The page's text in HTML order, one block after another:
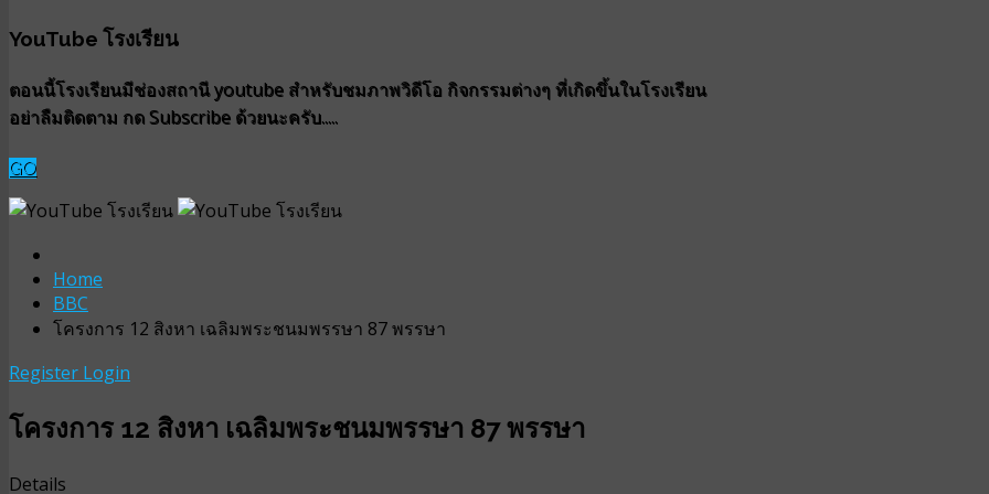
YouTube โรงเรียน
ตอนนี้โรงเรียนมีช่องสถานี youtube สำหรับชมภาพวิดีโอ กิจกรรมต่างๆ ที่เกิดขึ้นในโรงเรียน
อย่าลืมติดตาม กด Subscribe ด้วยนะครับ.....
GO
Home
BBC
โครงการ 12 สิงหา เฉลิมพระชนมพรรษา 87 พรรษา
Register Login
โครงการ 12 สิงหา เฉลิมพระชนมพรรษา 87 พรรษา
Details